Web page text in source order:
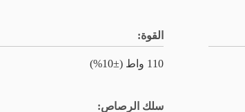
القوة:
110 واط (±10%)
سلك الرصاص: